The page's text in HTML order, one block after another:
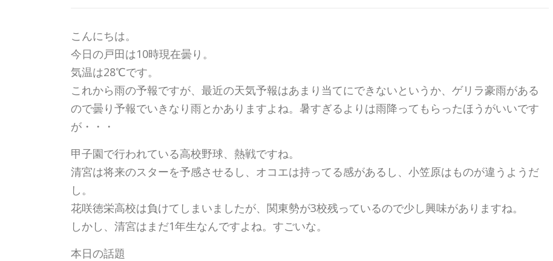
こんにちは。
今日の戸田は10時現在曇り。
気温は28℃です。
これから雨の予報ですが、最近の天気予報はあまり当てにできないというか、ゲリラ豪雨がある
ので曇り予報でいきなり雨とかありますよね。暑すぎるよりは雨降ってもらったほうがいいです
が・・・
甲子園で行われている高校野球、熱戦ですね。
清宮は将来のスターを予感させるし、オコエは持ってる感があるし、小笠原はものが違うようだ
し。
花咲徳栄高校は負けてしまいましたが、関東勢が3校残っているので少し興味がありますね。
しかし、清宮はまだ1年生なんですよね。すごいな。
本日の話題